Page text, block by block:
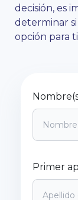
decisión, es
determinar
opción para
Primer